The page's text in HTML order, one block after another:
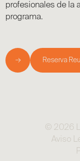
profesionales de la
programa.
→ Reserva
© 2026
Aviso